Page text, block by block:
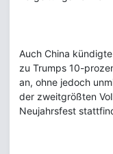
Auch China
zu Trumps 10-
an, ohne jedoch
der zweitgrößten
Neujahrsfest